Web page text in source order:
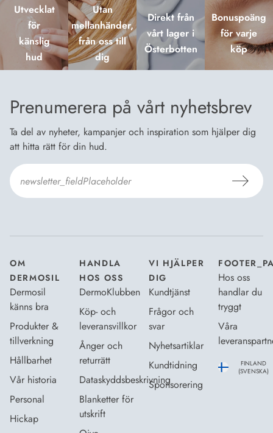
Utvecklat
för
känslig
hud
Utan
mellanhänder,
från oss till
dig
Direkt från
vårt lager i
Österbotten
Bonuspoäng
för varje
köp
Prenumerera på vårt nyhetsbrev
Ta del av nyheter, kampanjer och inspiration som hjälper dig
att hitta rätt för din hud.
OM
DERMOSIL
Dermosil
känns bra
Produkter &
tillverkning
Hållbarhet
Vår historia
Personal
Hickap
HANDLA
HOS OSS
DermoKlubben
Köp- och
leveransvillkor
Ånger och
returrätt
Dataskyddsbeskrivning
Blanketter för
utskrift
VI HJÄLPER
DIG
Kundtjänst
Frågor och
svar
Nyhetsartiklar
Kundtidning
Sponsorering
Hos oss
handlar du
tryggt
Våra
FINLAND
(SVENSKA)